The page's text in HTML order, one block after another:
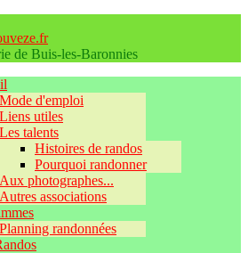
de Buis-les-Baronnies
Mode d'emploi
Liens utiles
Les talents
Histoires de randos
Pourquoi randonner
Aux photographes...
Autres associations
Planning randonnées